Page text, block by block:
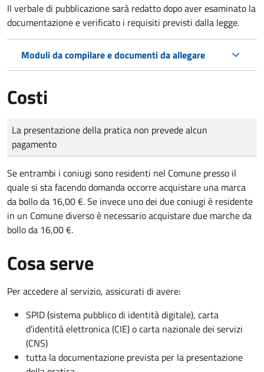
Il verbale di pubblicazione sarà redatto dopo aver esaminato la
documentazione e verificato i requisiti previsti dalla legge.
Moduli da compilare e documenti da allegare
Costi
Tipo di pagamento
Importo
La presentazione della pratica non prevede alcun
pagamento
Se entrambi i coniugi sono residenti nel Comune presso il
quale si sta facendo domanda occorre acquistare una marca
da bollo da 16,00 €. Se invece uno dei due coniugi è residente
in un Comune diverso è necessario acquistare due marche da
bollo da 16,00 €.
Cosa serve
Per accedere al servizio, assicurati di avere:
SPID (sistema pubblico di identità digitale), carta
d’identità elettronica (CIE) o carta nazionale dei servizi
(CNS)
tutta la documentazione prevista per la presentazione